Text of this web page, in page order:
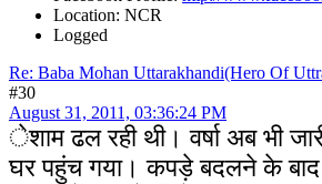
Location: NCR
Logged
Re: Baba Mohan Uttarakhandi(Hero Of
#30
August 31, 2011, 03:36:24 PM
ेशाम ढल रही थी। वर्षा अब भी
घर पहुंच गया। कपड़े बदलने के बाद